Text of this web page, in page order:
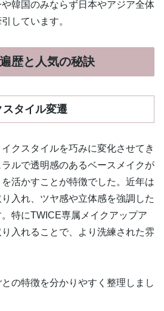
韓国のみならず日本やアジア全体
しています。
歴と人気の秘訣
スタイル変遷
クスタイルを巧みに変化させてき
ルで透明感のあるベースメイクが
活かすことが特徴でした。近年は
入れ、ツヤ感や立体感を強調した
特にTWICE専属メイクアップア
入れることで、より洗練された雰
の特徴を分かりやすく整理しまし